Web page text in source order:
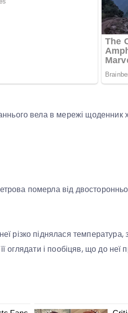
вела в мережі щоденник
померла від
різко піднялася температура,
і пообіцяв, що до неї